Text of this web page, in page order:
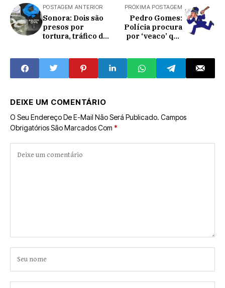
POSTAGEM ANTERIOR
Sonora: Dois são
presos por
tortura, tráfico de
criminosa
PRÓXIMA POSTAGEM
Pedro Gomes:
Polícia procura
por ‘veaco’ que
Produtor; 6
cervejas
DEIXE UM COMENTÁRIO
O Seu Endereço De E-Mail Não Será Publicado. Campos
Obrigatórios São Marcados Com *